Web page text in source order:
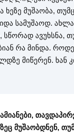
მუშაობა,
სამუშაოდ.
ავუხსნა,
რა მინდა.
მიწერენ.
მუშაობდნენ,